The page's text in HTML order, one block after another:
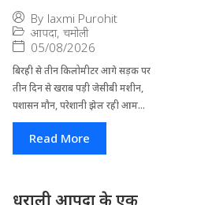
By laxmi Purohit
आपदा, चमोली
05/08/2026
बिरही से तीन किलोमीटर आगे सड़क पर
तीन दिन से खराब पड़ी जेसीबी मशीन,
पशासन मौन, परेशानी झेल रही आम...
Read More
धराली आपदा के एक